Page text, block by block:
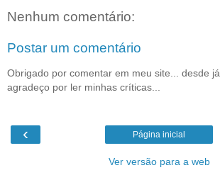
Nenhum comentário:
Postar um comentário
Obrigado por comentar em meu site... desde já
agradeço por ler minhas críticas...
‹ Página inicial
Ver versão para a web